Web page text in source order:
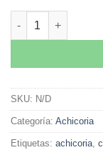
Semillas de
SKU: N/D
Categoría: Achicoria
Etiquetas: achicoria,